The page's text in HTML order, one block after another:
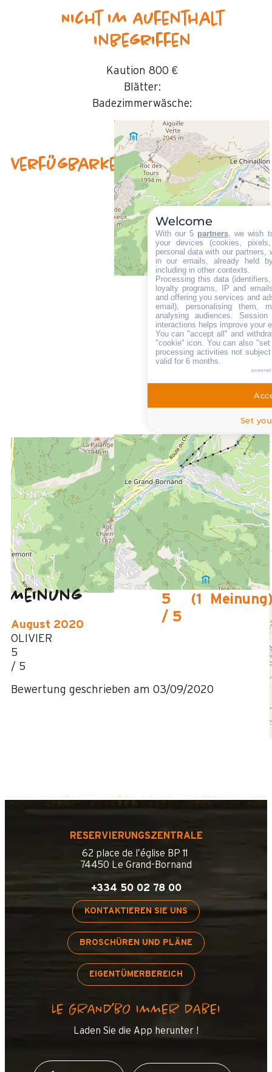
Nicht im Aufenthalt
inbegriffen
Kaution 800 €
Blätter:
Badezimmerwäsche:
Verfügbarkeit & Preise
ENTFERNT :
800 m
Die Touristen-Information in Le Grand-Bornand Village
800 m
vom Freizeitpark aus
200 m
Des Stoppens Schiffchen im Sommer
Meinung
5
/ 5
(1 Meinung
August 2020
OLIVIER
5
/ 5
Bewertung geschrieben am 03/09/2020
RESERVIERUNGSZENTRALE
62 place de l’église BP 11
74450 Le Grand-Bornand
+334 50 02 78 00
KONTAKTIEREN SIE UNS
BROSCHÜREN UND PLÄNE
EIGENTÜMERBEREICH
LE GRAND’BO IMMER DABEI
Laden Sie die App herunter !
Welcome
With our 5 partners, we wish
your devices (cookies,
personal data with our partners,
in our emails, already held
including in other contexts.
Processing this data
loyalty programs, IP and
and offering you services and
email), personalising them,
analysing audiences.
interactions helps improve your
You can "accept all" and
"cookie" icon. You can also
processing activities not
valid for 6 months.
Set